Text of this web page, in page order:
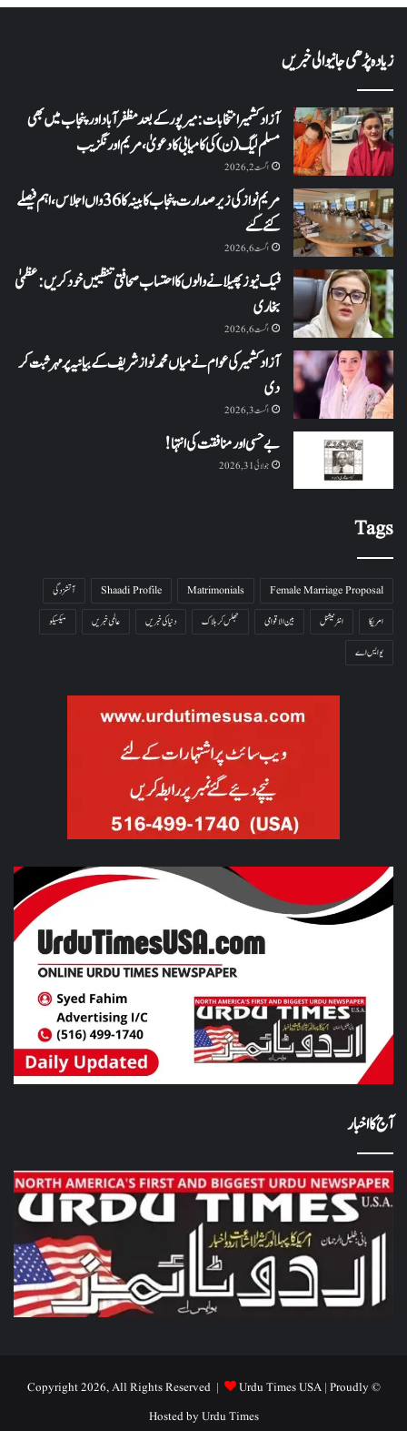
زیادہ پڑھی جانیوالی خبریں
آزاد کشمیر انتخابات: میرپور کے بعد مظفرآباد اور پنجاب میں بھی
مسلم لیگ (ن) کی کامیابی کا دعویٰ، مریم اورنگزیب
اگست 2, 2026
مریم نواز کی زیر صدارت پنجاب کابینہ کا 36واں اجلاس،اہم فیصلے
کئے گئے
اگست 6, 2026
فیک نیوز پھیلانے والوں کا احتساب صحافتی تنظیمیں خود کریں: عظمیٰ
بخاری
اگست 6, 2026
آزاد کشمیر کی عوام نے میاں محمد نواز شریف کے بیانیہ پر مہر ثبت کر
دی
اگست 3, 2026
بے حسی اور منافقت کی انتہا !
جولائی 31, 2026
Tags
Female Marriage Proposal
Matrimonials
Shaadi Profile
آتشزدگی
امریکا
انٹرنیشنل بین الاقوامی جھلس کر ہلاک دنیا کی خبریں عالمی خبریں
میکسیکو
یو ایس اے
آج کا اخبار
© Copyright 2026, All Rights Reserved |
Urdu Times USA| Proudly
Hosted byUrdu Times